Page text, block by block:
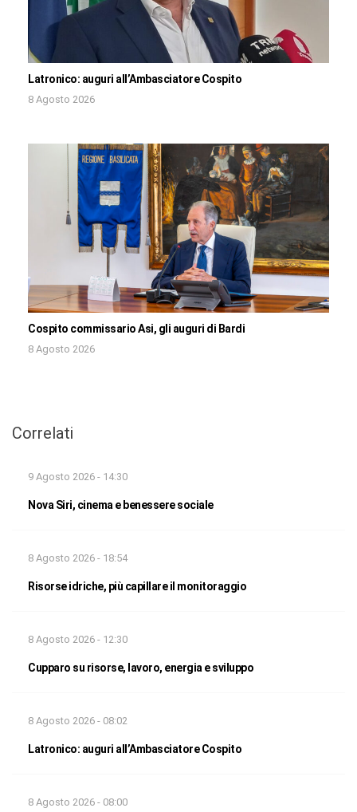
Latronico: auguri all’Ambasciatore Cospito
8 Agosto 2026
Cospito commissario Asi, gli auguri di Bardi
8 Agosto 2026
Correlati
9 Agosto 2026 - 14:30
Nova Siri, cinema e benessere sociale
8 Agosto 2026 - 18:54
Risorse idriche, più capillare il monitoraggio
8 Agosto 2026 - 12:30
Cupparo su risorse, lavoro, energia e sviluppo
8 Agosto 2026 - 08:02
Latronico: auguri all’Ambasciatore Cospito
8 Agosto 2026 - 08:00